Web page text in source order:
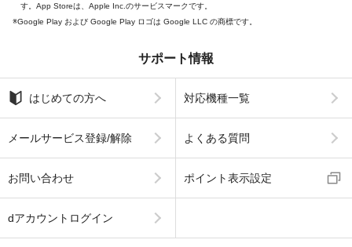
す。App Storeは、Apple Inc.のサービスマークです。
Google Play および Google Play ロゴは Google LLC の商標です。
サポート情報
はじめての方へ 対応機種一覧
メールサービス登録/解除 よくある質問
お問い合わせ ポイント表示設定
dアカウントログイン